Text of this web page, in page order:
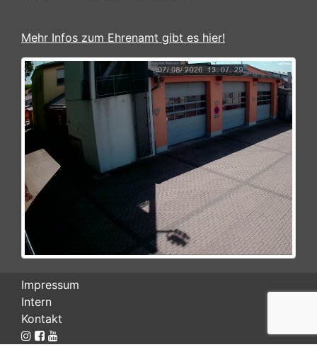
Mehr Infos zum Ehrenamt gibt es hier!
Impressum
Intern
Kontakt